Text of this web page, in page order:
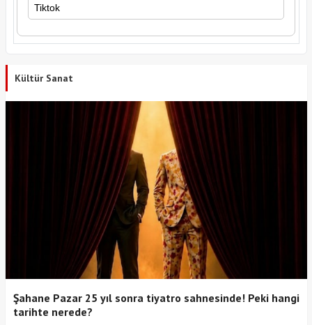
Tiktok
Kültür Sanat
Şahane Pazar 25 yıl sonra tiyatro sahnesinde! Peki hangi
tarihte nerede?